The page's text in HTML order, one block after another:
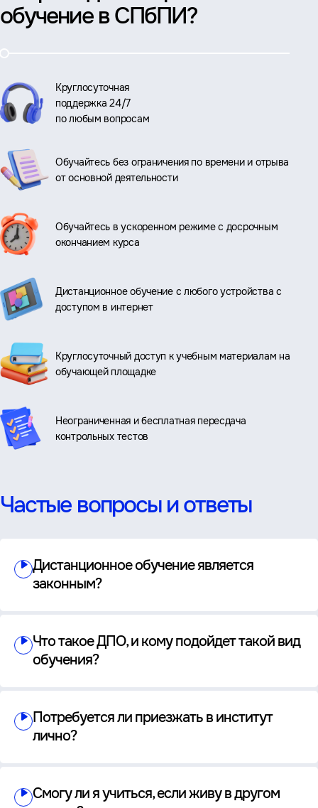
обучение в СПбПИ?
Круглосуточная
поддержка 24/7
по любым вопросам
Обучайтесь без ограничения по времени и отрыва
от основной деятельности
Обучайтесь в ускоренном режиме с досрочным
окончанием курса
Дистанционное обучение с любого устройства с
доступом в интернет
Круглосуточный доступ к учебным материалам на
обучающей площадке
Неограниченная и бесплатная пересдача
контрольных тестов
Частые вопросы и ответы
Дистанционное обучение является
законным?
Что такое ДПО, и кому подойдет такой вид
обучения?
Потребуется ли приезжать в институт
лично?
Смогу ли я учиться, если живу в другом